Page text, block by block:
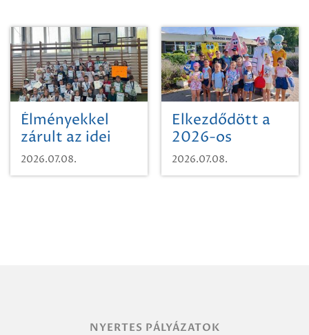
területének
vegyszeres
gyomirtásáról
Élményekkel
zárult az idei
sporttábor!
2026.07.08.
Elkezdődött a
2026-os
SpongyaBob
tábor!
2026.07.08.
NYERTES PÁLYÁZATOK